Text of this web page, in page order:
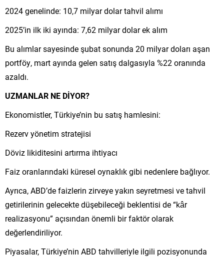
2024 genelinde: 10,7 milyar dolar tahvil alımı
2025’in ilk iki ayında: 7,62 milyar dolar ek alım
Bu alımlar sayesinde şubat sonunda 20 milyar doları aşan
portföy, mart ayında gelen satış dalgasıyla %22 oranında
azaldı.
UZMANLAR NE DİYOR?
Ekonomistler, Türkiye’nin bu satış hamlesini:
Rezerv yönetim stratejisi
Döviz likiditesini artırma ihtiyacı
Faiz oranlarındaki küresel oynaklık gibi nedenlere bağlıyor.
Ayrıca, ABD’de faizlerin zirveye yakın seyretmesi ve tahvil
getirilerinin gelecekte düşebileceği beklentisi de “kâr
realizasyonu” açısından önemli bir faktör olarak
değerlendiriliyor.
Piyasalar, Türkiye’nin ABD tahvilleriyle ilgili pozisyonunda